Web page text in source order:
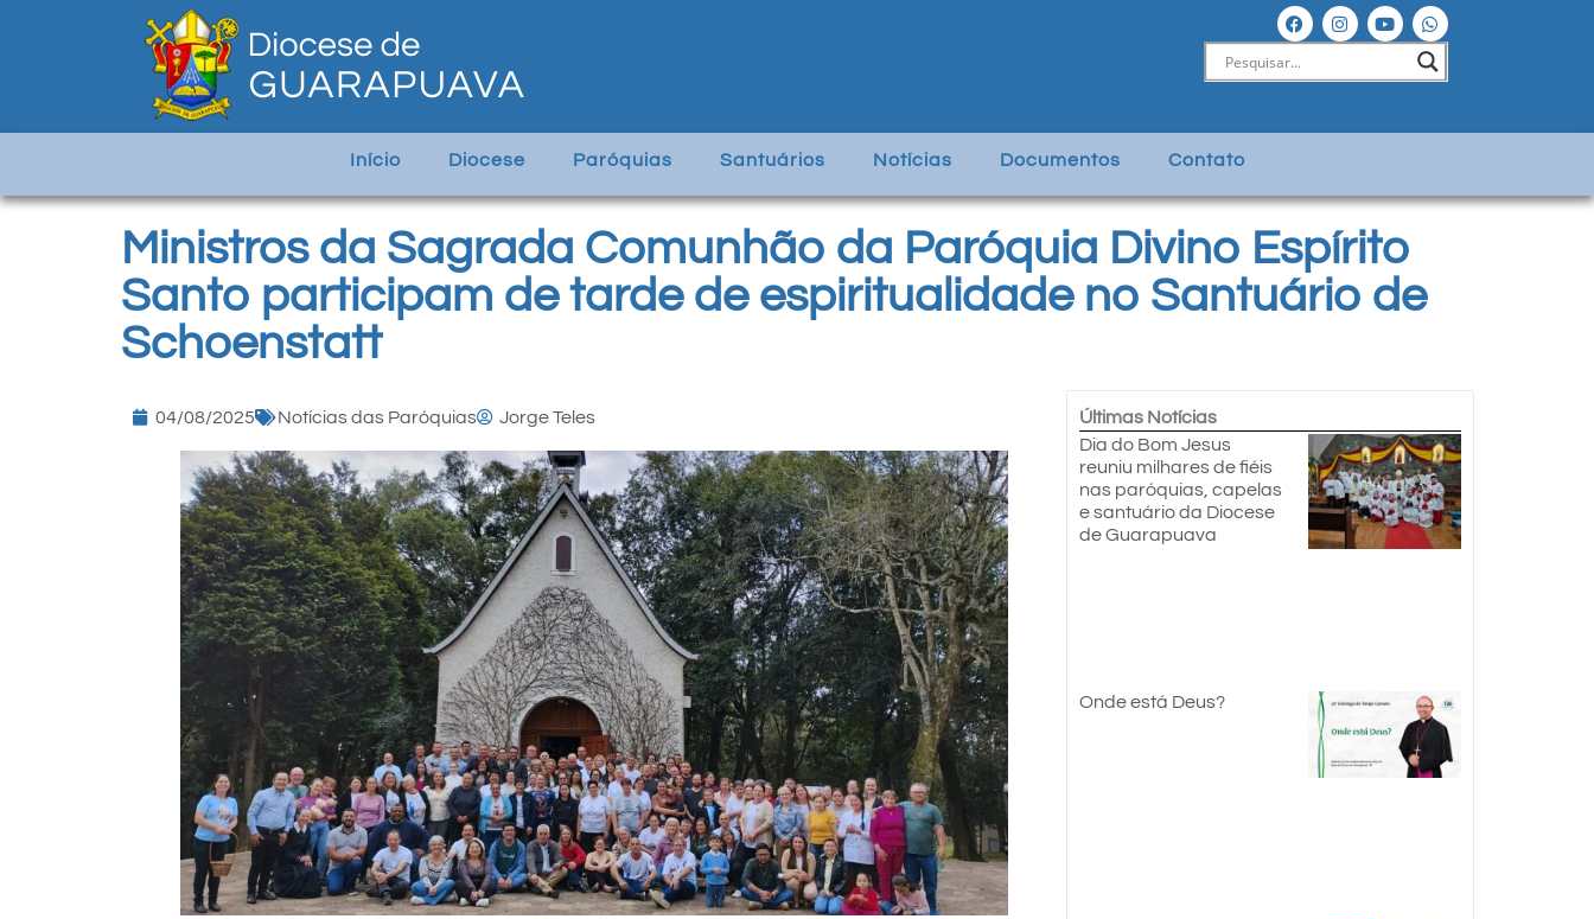
Início Diocese Paróquias Santuários Notícias Documentos Contato
Ministros da Sagrada Comunhão da Paróquia Divino Espírito
Santo participam de tarde de espiritualidade no Santuário de
Schoenstatt
04/08/2025 Notícias das Paróquias Jorge Teles
Últimas Notícias
Dia do Bom Jesus
reuniu milhares de fiéis
nas paróquias, capelas
e santuário da Diocese
de Guarapuava
Onde está Deus?